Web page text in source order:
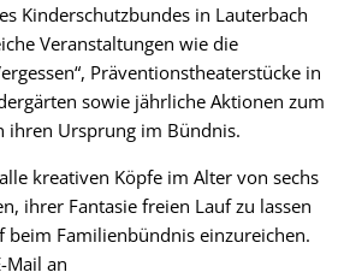
Kinderschutzbundes in Lauterbach
Veranstaltungen wie die
Präventionstheaterstücke in
sowie jährliche Aktionen zum
ihren Ursprung im Bündnis.
kreativen Köpfe im Alter von sechs
ihrer Fantasie freien Lauf zu lassen
beim Familienbündnis einzureichen.
Mail an